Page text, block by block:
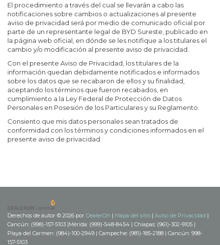
El procedimiento a través del cual se llevarán a cabo las
notificaciones sobre cambios o actualizaciones al presente
aviso de privacidad será por medio de comunicado oficial por
parte de un representante legal de BYD Sureste, publicado en
la página web oficial, en dónde se les notifique a los titulares el
cambio y/o modificación al presente aviso de privacidad.
Con el presente Aviso de Privacidad, los titulares de la
información quedan debidamente notificados e informados
sobre los datos que se recabaron de ellos y su finalidad,
aceptando los términos que fueron recabados, en
cumplimiento a la Ley Federal de Protección de Datos
Personales en Posesión de los Particulares y su Reglamento.
Consiento que mis datos personales sean tratados de
conformidad con los términos y condiciones informados en el
presente aviso de privacidad.
Derechos de autor © 2026 por DealerOn | Mapa del sitio | Aviso de Privacidad |
Cancún: (998)-157-5103 |Mérida: (999)-548-8454 | Chiapas: (961)-302-9105 |
Playa del Carmen: (984)-100-2949 | Campeche: (981)-185-2188 | Cancún: 998-
157-5103